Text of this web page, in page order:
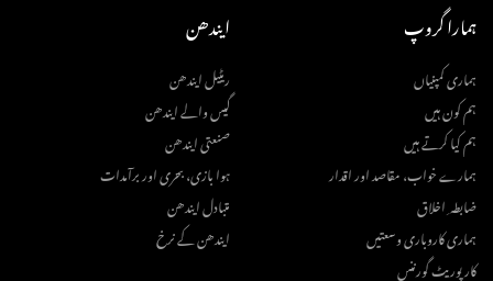
ہمارا گروپ
ہماری کمپنیاں
ہم کون ہیں
ہم کیا کرتے ہیں
ہمارے خواب، مقاصد اور اقدار
ضابطہ ِ اخلاق
ہماری کاروباری وسعتیں
کارپوریٹ گورننس
ایندھن
ریٹیل ایندھن
گیس والے ایندھن
صنعتی ایندھن
ہوا بازی، بحری اور برآمدات
متبادل ایندھن
ایندھن کے نرخ